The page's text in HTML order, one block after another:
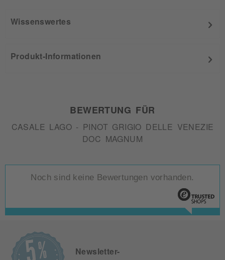
Wissenswertes
Produkt-Informationen
BEWERTUNG FÜR
CASALE LAGO - PINOT GRIGIO DELLE VENEZIE
DOC MAGNUM
Noch sind keine Bewertungen vorhanden.
Newsletter-